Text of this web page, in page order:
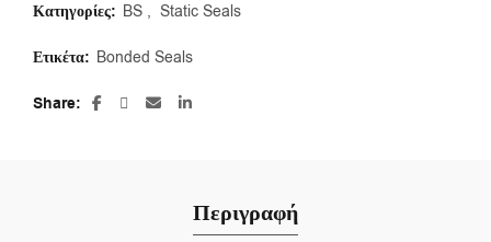
Κατηγορίες: BS , Static Seals
Ετικέτα: Bonded Seals
Share
Περιγραφή